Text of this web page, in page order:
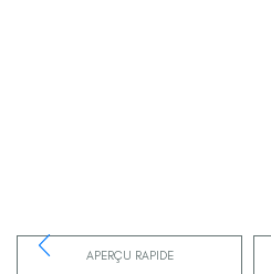
APERÇU RAPIDE